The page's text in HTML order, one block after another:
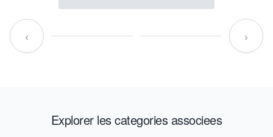
‹ ›
Explorer les categories associees